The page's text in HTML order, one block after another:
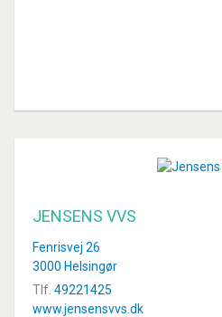
JENSENS VVS
Fenrisvej 26
3000 Helsingør
Tlf. 49221425
www.jensensvvs.dk